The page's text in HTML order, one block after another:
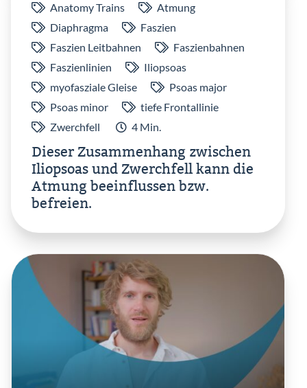
Anatomy Trains
Atmung
Diaphragma
Faszien
Faszien Leitbahnen
Faszienbahnen
Faszienlinien
Iliopsoas
myofasziale Gleise
Psoas major
Psoas minor
tiefe Frontallinie
Zwerchfell
4 Min.
Dieser Zusammenhang zwischen
Iliopsoas und Zwerchfell kann die
Atmung beeinflussen bzw.
befreien.